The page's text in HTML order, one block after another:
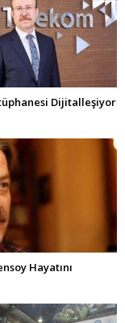
Dijitalleşiyor
Hayatını